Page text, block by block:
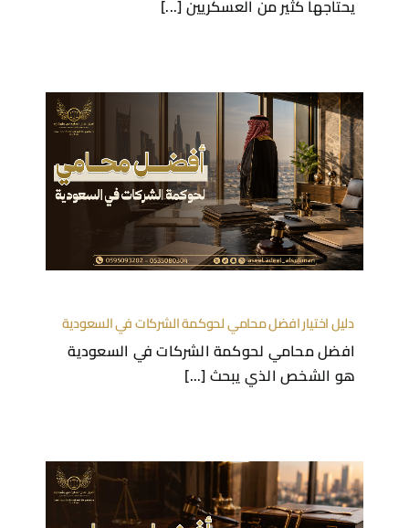
يحتاجها كثير من العسكريين [...]
دليل اختيار افضل محامي لحوكمة الشركات في السعودية
افضل محامي لحوكمة الشركات في السعودية
هو الشخص الذي يبحث [...]